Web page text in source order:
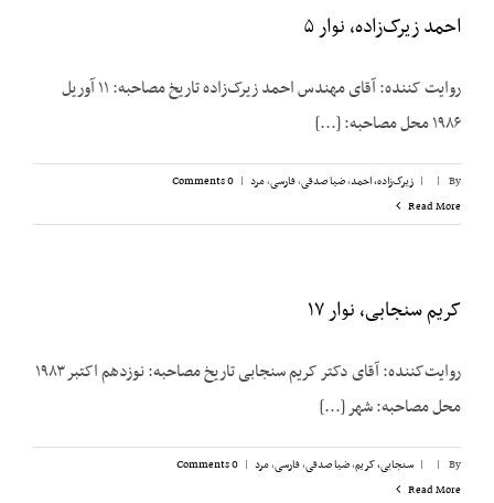
احمد زیرک‌زاده، نوار ۵
روایت کننده: آقای مهندس احمد زیرک‌زاده تاریخ مصاحبه: ۱۱ آوریل
۱۹۸۶ محل مصاحبه: [...]
By
|
| زیرک‌زاده، احمد,ضیا صدقی,فارسی,مرد |
0 Comments
Read More
کریم سنجابی، نوار ۱۷
روایت‌‌کننده: آقای دکتر کریم سنجابی تاریخ مصاحبه: نوزدهم اکتبر ۱۹۸۳
محل مصاحبه: شهر [...]
By
|
| سنجابی، کریم,ضیا صدقی,فارسی,مرد |
0 Comments
Read More